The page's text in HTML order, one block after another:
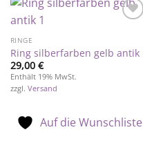
RINGE
Ring silberfarben gelb antik
29,00 €
Enthält 19% MwSt.
zzgl. Versand
Auf die Wunschliste